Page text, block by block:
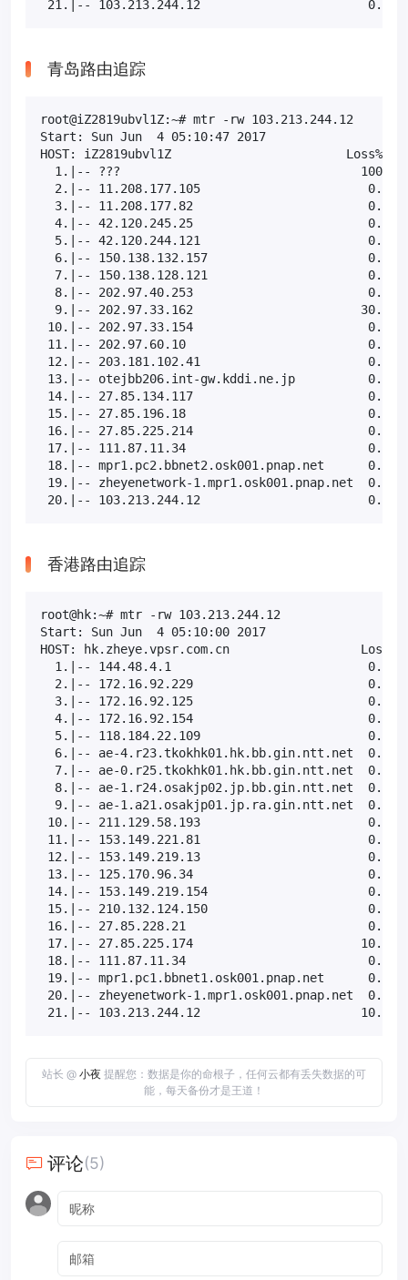
21.|-- 103.213.244.12                       0.0%
青岛路由追踪
root@iZ2819ubvl1Z:~# mtr -rw 103.213.244.12
Start: Sun Jun  4 05:10:47 2017
HOST: iZ2819ubvl1Z                        Loss%
1.|-- ???                                 100.0
2.|-- 11.208.177.105                       0.0%
3.|-- 11.208.177.82                        0.0%
4.|-- 42.120.245.25                        0.0%
5.|-- 42.120.244.121                       0.0%
6.|-- 150.138.132.157                      0.0%
7.|-- 150.138.128.121                      0.0%
8.|-- 202.97.40.253                        0.0%
9.|-- 202.97.33.162                       30.0%
10.|-- 202.97.33.154                        0.0%
11.|-- 202.97.60.10                         0.0%
12.|-- 203.181.102.41                       0.0%
13.|-- otejbb206.int-gw.kddi.ne.jp
14.|-- 27.85.134.117                        0.0%
15.|-- 27.85.196.18                         0.0%
16.|-- 27.85.225.214                        0.0%
17.|-- 111.87.11.34                         0.0%
18.|-- mpr1.pc2.bbnet2.osk001.pnap.net
19.|-- zheyenetwork-1.mpr1.osk001.pnap.net
20.|-- 103.213.244.12                       0.0%
香港路由追踪
root@hk:~# mtr -rw 103.213.244.12
Start: Sun Jun  4 05:10:00 2017
HOST: hk.zheye.vpsr.com.cn                  Loss%
1.|-- 144.48.4.1                           0.0%
2.|-- 172.16.92.229                        0.0%
3.|-- 172.16.92.125                        0.0%
4.|-- 172.16.92.154                        0.0%
5.|-- 118.184.22.109                       0.0%
6.|-- ae-4.r23.tkokhk01.hk.bb.gin.ntt.net  0.0%
7.|-- ae-0.r25.tkokhk01.hk.bb.gin.ntt.net  0.0%
8.|-- ae-1.r24.osakjp02.jp.bb.gin.ntt.net  0.0%
9.|-- ae-1.a21.osakjp01.jp.ra.gin.ntt.net  0.0%
10.|-- 211.129.58.193                       0.0%
11.|-- 153.149.221.81                       0.0%
12.|-- 153.149.219.13                       0.0%
13.|-- 125.170.96.34                        0.0%
14.|-- 153.149.219.154                      0.0%
15.|-- 210.132.124.150                      0.0%
16.|-- 27.85.228.21                         0.0%
17.|-- 27.85.225.174                       10.0%
18.|-- 111.87.11.34                         0.0%
19.|-- mpr1.pc1.bbnet1.osk001.pnap.net
20.|-- zheyenetwork-1.mpr1.osk001.pnap.net
21.|-- 103.213.244.12                      10.0%
站长 @ 小夜 提醒您：数据是你的命根子，任何云都有丢失数据的可
能，每天备份才是王道！
评论(5)